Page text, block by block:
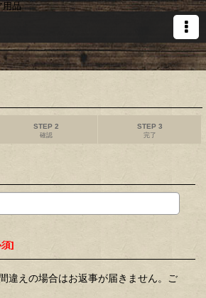
品
STEP 2
確認
STEP 3
完了
須]
違えの場合はお返事が届きません。ご